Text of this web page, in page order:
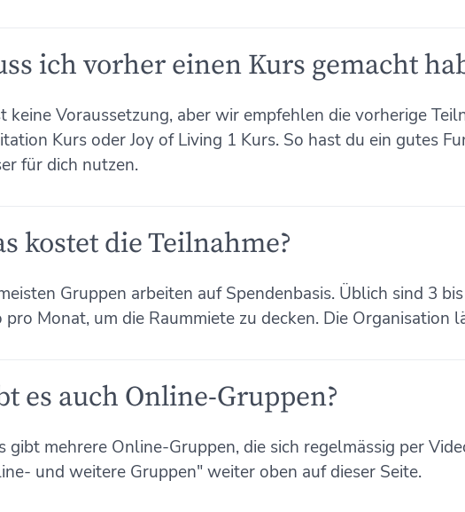
ich vorher einen Kurs gemacht
keine Voraussetzung, aber wir empfehlen die vorherige
Kurs oder Joy of Living 1 Kurs. So hast du ein gutes
für dich nutzen.
kostet die Teilnahme?
Gruppen arbeiten auf Spendenbasis. Üblich sind 3
pro Monat, um die Raummiete zu decken. Die Organisation
es auch Online-Gruppen?
gibt mehrere Online-Gruppen, die sich regelmässig per
und weitere Gruppen" weiter oben auf dieser Seite.